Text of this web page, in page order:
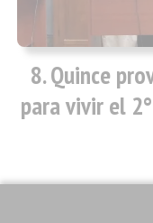
Quince
para vivir el